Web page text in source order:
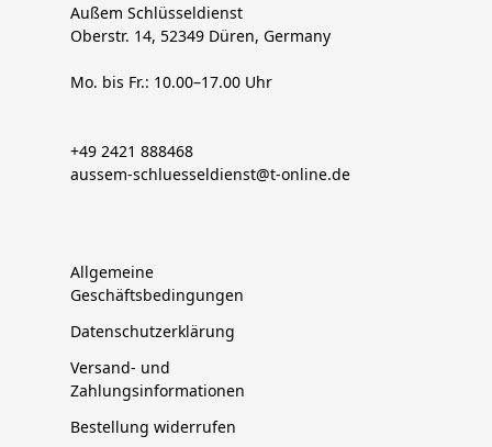
Außem Schlüsseldienst
Oberstr. 14, 52349 Düren, Germany
Mo. bis Fr.: 10.00–17.00 Uhr
+49 2421 888468
aussem-schluesseldienst@t-online.de
Allgemeine
Geschäftsbedingungen
Datenschutzerklärung
Versand- und
Zahlungsinformationen
Bestellung widerrufen